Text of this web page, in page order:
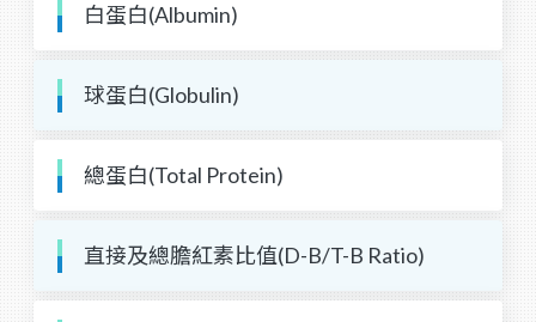
白蛋白(Albumin)
球蛋白(Globulin)
總蛋白(Total Protein)
直接及總膽紅素比值(D-B/T-B Ratio)